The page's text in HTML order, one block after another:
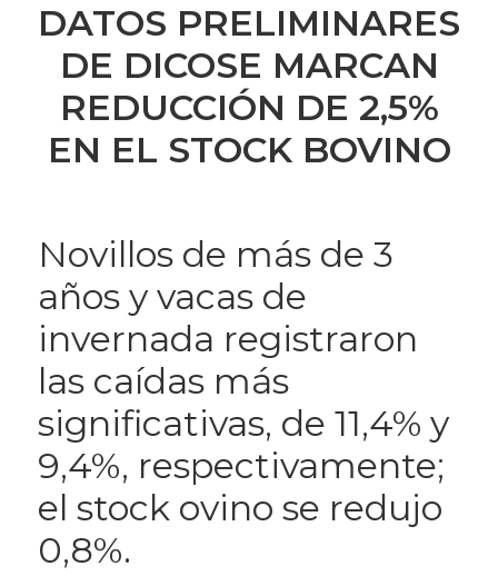
DATOS PRELIMINARES
DE DICOSE MARCAN
REDUCCIÓN DE 2,5%
EN EL STOCK BOVINO
Novillos de más de 3
años y vacas de
invernada registraron
las caídas más
significativas, de 11,4% y
9,4%, respectivamente;
el stock ovino se redujo
0,8%.